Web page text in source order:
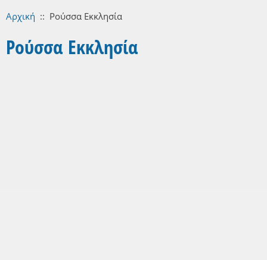
Αρχική :: Ρούσσα Εκκλησία
Ρούσσα Εκκλησία